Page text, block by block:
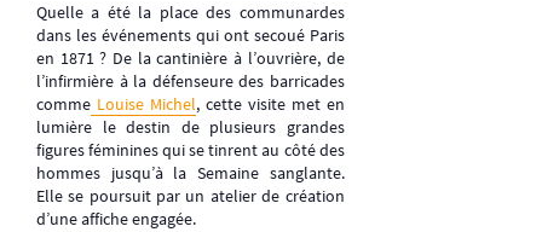
Quelle a été la place des communardes
dans les événements qui ont secoué Paris
en 1871 ? De la cantinière à l’ouvrière, de
l’infirmière à la défenseure des barricades
comme Louise Michel, cette visite met en
lumière le destin de plusieurs grandes
figures féminines qui se tinrent au côté des
hommes jusqu’à la Semaine sanglante.
Elle se poursuit par un atelier de création
d’une affiche engagée.